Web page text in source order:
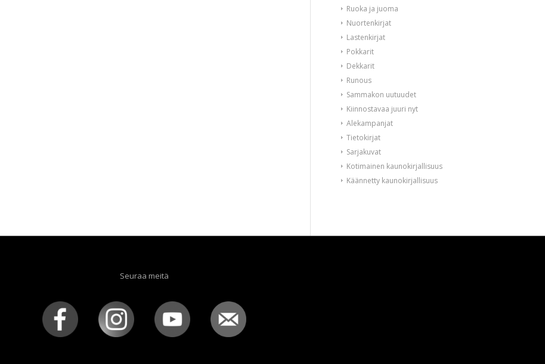
Ruoka ja juoma
Nuortenkirjat
Lastenkirjat
Pokkarit
Dekkarit
Runous
Sammakon uutuudet
Kiinnostavaa juuri nyt
Alekampanjat
Tietokirjat
Sarjakuvat
Kotimainen kaunokirjallisuus
Käännetty kaunokirjallisuus
Seuraa meitä